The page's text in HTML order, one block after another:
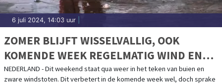
6 juli 2024, 14:03 uur
ZOMER BLIJFT WISSELVALLIG, OOK
KOMENDE WEEK REGELMATIG WIND EN
BUIEN
NEDERLAND - Dit weekend staat qua weer in het teken van buien en
zware windstoten. Dit verbetert in de komende week wel, doch sprake